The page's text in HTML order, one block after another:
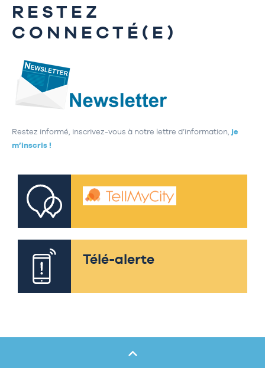
RESTEZ
CONNECTÉ(E)
Restez informé, inscrivez-vous à notre lettre d’information, je
m’inscris !
Télé-alerte